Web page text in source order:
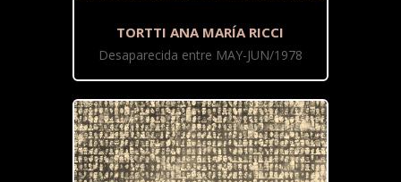
TORTTI ANA MARÍA RICCI
Desaparecida entre MAY-JUN/1978